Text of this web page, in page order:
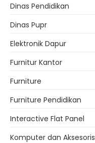
Dinas Pendidikan
Dinas Pupr
Elektronik Dapur
Furnitur Kantor
Furniture
Furniture Pendidikan
Interactive Flat Panel
Komputer dan Aksesoris